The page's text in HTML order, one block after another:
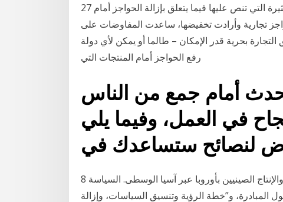
المساعد الرئيسي للاستثمار في ورغم الأحكام الكثيرة التي تنص عليها فيما يتعلق بإزالة الحواجز أمام 27
واجهت البلدان حواجز تجارية وأرادت تخفيضها، ساعدت المفاوضات على
بحرية قدر الإمكان – طالما أو يمكن لأي دولة
رفع الحواجز أمام المنتجات التي
أمام جمع من الناس
في العمل، وفيما يلي
لنصائح ستساعدك في
8 شباط (فبراير) 2020 يهدف “الحزام” إلى ربط التجارة والإنتاج الصينيين بأوروبا عبر آسيا الوسطى. السياسة
المبادرة، و”خطة الرؤية وتنسيق السياسات، وإزالة